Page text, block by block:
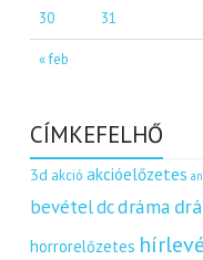
« feb
30 31
CÍMKEFELHŐ
3d akció akcióelőzetes
bevételdcdráma
horrorelőzetes